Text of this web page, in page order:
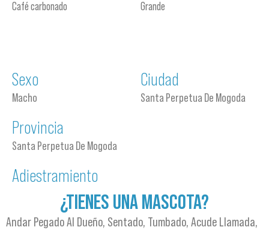
Café carbonado Grande
Sexo
Macho
Ciudad
Santa Perpetua De Mogoda
Provincia
Santa Perpetua De Mogoda
Adiestramiento
¿TIENES UNA MASCOTA?
Andar Pegado Al Dueño, Sentado, Tumbado, Acude Llamada,